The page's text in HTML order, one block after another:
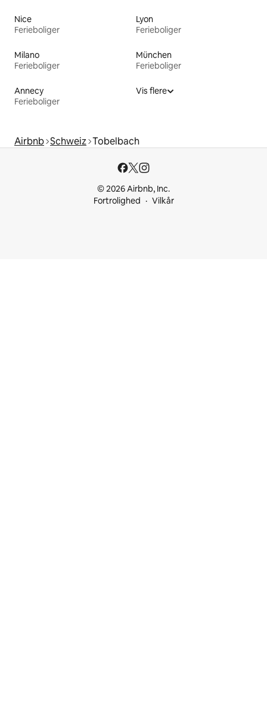
Nice
Ferieboliger
Lyon
Ferieboliger
Milano
Ferieboliger
München
Ferieboliger
Annecy
Ferieboliger
Vis flere
Airbnb Schweiz Tobelbach
© 2026 Airbnb, Inc.
Fortrolighed
Vilkår